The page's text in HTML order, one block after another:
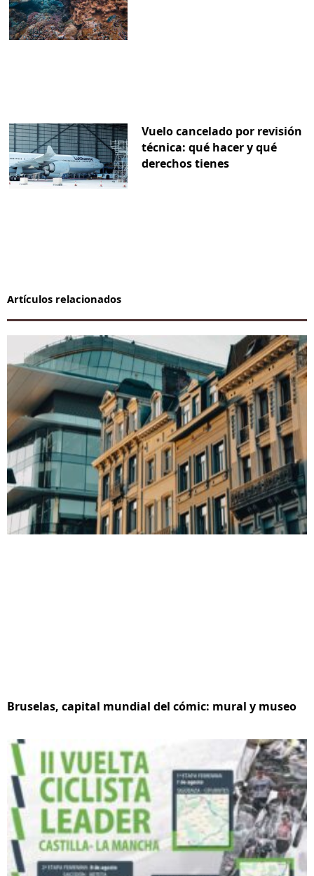
Vuelo cancelado por revisión
técnica: qué hacer y qué
derechos tienes
Artículos relacionados
Bruselas, capital mundial del cómic: mural y museo